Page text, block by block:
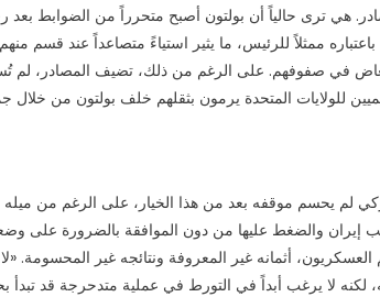
ترى حالياً أن بولتون أصبح متحرراً من الضوابط بعد
ممثلاً للرئيس، ما يثير استياءً متصاعداً عند قسم
في صفوفهم. على الرغم من ذلك، تضيف المصادر، لم
للولايات المتحدة يرمون بثقلهم خلف بولتون من خلال
لم يحسم موقفه بعد من هذا الخيار، على الرغم من
إيران والضغط عليها من دون الموافقة بالضرورة على
أثمانه غير المعروفة ونتائجه غير المحسومة.
لكنه لا يرغب أبداً في التورط في عملية متدحرجة قد